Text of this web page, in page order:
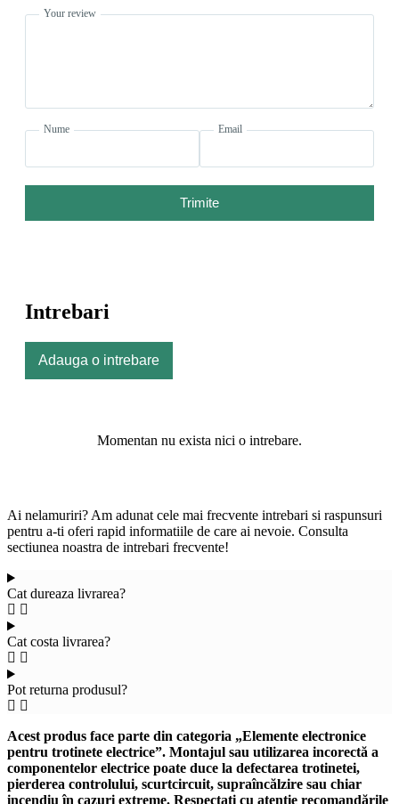
Your review
Nume Email
Trimite
Intrebari
Adauga o intrebare
Momentan nu exista nici o intrebare.
Ai nelamuriri? Am adunat cele mai frecvente intrebari si raspunsuri
pentru a-ti oferi rapid informatiile de care ai nevoie. Consulta
sectiunea noastra de intrebari frecvente!
Cat dureaza livrarea?
Cat costa livrarea?
Pot returna produsul?
Acest produs face parte din categoria „Elemente electronice
pentru trotinete electrice”. Montajul sau utilizarea incorectă a
componentelor electrice poate duce la defectarea trotinetei,
pierderea controlului, scurtcircuit, supraîncălzire sau chiar
incendiu în cazuri extreme. Respectați cu atenție recomandările